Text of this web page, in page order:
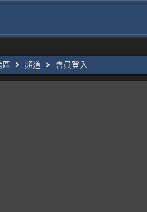
頻道 會員登入